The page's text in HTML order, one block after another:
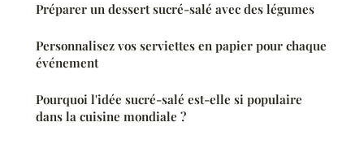
Préparer un dessert sucré-salé avec des légumes
Personnalisez vos serviettes en papier pour chaque
événement
Pourquoi l'idée sucré-salé est-elle si populaire
dans la cuisine mondiale ?